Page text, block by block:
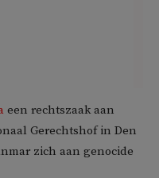
een rechtszaak aan
Gerechtshof in Den
zich aan genocide